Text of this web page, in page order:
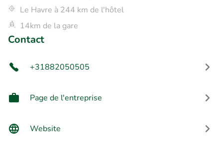
Le Havre à 244 km de l'hôtel
14km de la gare
Contact
+31882050505
Page de l'entreprise
Website